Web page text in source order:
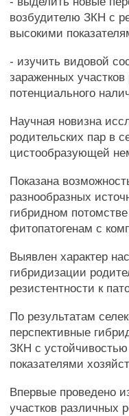
возбудителю ЗКН с
высокими
- изучить видовой
зараженных
потенциального
Научная новизна
родительских пар в
цистообразующей
Показана
разнообразных
гибридном
фитопатогенам с
Выявлен характер
гибридизации
резистентности к
По результатам
перспективные
ЗКН с
показателями
Впервые проведено
участков различных